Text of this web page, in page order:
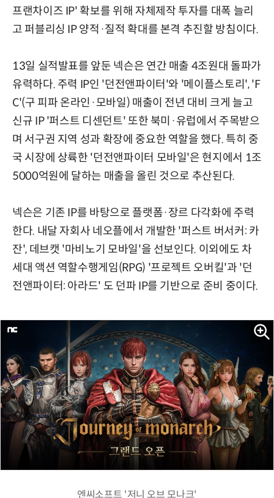
프랜차이즈 IP' 확보를 위해 자체제작 투자를 대폭 늘리
고 퍼블리싱 IP 양적·질적 확대를 본격 추진할 방침이다.
13일 실적발표를 앞둔 넥슨은 연간 매출 4조원대 돌파가
유력하다. 주력 IP인 '던전앤파이터'와 '메이플스토리', 'F
C'(구 피파 온라인·모바일) 매출이 전년 대비 크게 늘고
신규 IP '퍼스트 디센던트' 또한 북미·유럽에서 주목받으
며 서구권 지역 성과 확장에 중요한 역할을 했다. 특히 중
국 시장에 상륙한 '던전앤파이터 모바일'은 현지에서 1조
5000억원에 달하는 매출을 올린 것으로 추산된다.
넥슨은 기존 IP를 바탕으로 플랫폼·장르 다각화에 주력
한다. 내달 자회사 네오플에서 개발한 '퍼스트 버서커: 카
잔', 데브캣 '마비노기 모바일'을 선보인다. 이외에도 차
세대 액션 역할수행게임(RPG) '프로젝트 오버킬'과 '던
전앤파이터: 아라드' 도 던파 IP를 기반으로 준비 중이다.
엔씨소프트 '저니 오브 모나크'